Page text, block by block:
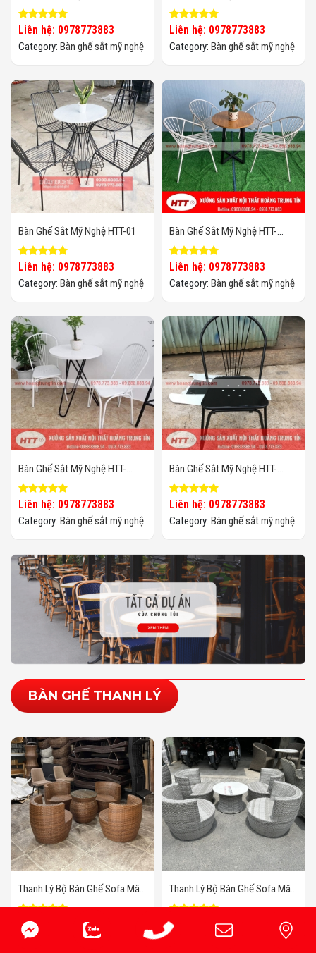
MN04
Liên hệ: 0978773883
Category: Bàn ghế sắt mỹ nghệ
MN03
Liên hệ: 0978773883
Category: Bàn ghế sắt mỹ nghệ
Bàn Ghế Sắt Mỹ Nghệ HTT-01
Liên hệ: 0978773883
Category: Bàn ghế sắt mỹ nghệ
Bàn Ghế Sắt Mỹ Nghệ HTT-
BGSMN23
Liên hệ: 0978773883
Category: Bàn ghế sắt mỹ nghệ
Bàn Ghế Sắt Mỹ Nghệ HTT-
BGSMN18
Liên hệ: 0978773883
Category: Bàn ghế sắt mỹ nghệ
Bàn Ghế Sắt Mỹ Nghệ HTT-
BGSMN16
Liên hệ: 0978773883
Category: Bàn ghế sắt mỹ nghệ
BÀN GHẾ THANH LÝ
Thanh Lý Bộ Bàn Ghế Sofa Mây
Nhựa Ngoài Trời Màu Giả Gỗ
1.250.000đ
Category: Bàn Ghế Thanh Lý
Thanh Lý Bộ Bàn Ghế Sofa Mây
Nhựa Ngoài Trời Màu Xám
1.250.000đ
Bàn Ghế Thanh Lý